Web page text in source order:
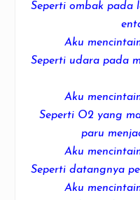
Seperti ombak pada
Aku
Seperti udara pada
Aku
Seperti O2 yang
paru
Aku
Seperti datangnya
Aku